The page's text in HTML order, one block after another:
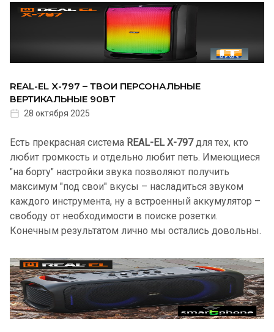
REAL-EL X-797 – ТВОИ ПЕРСОНАЛЬНЫЕ
ВЕРТИКАЛЬНЫЕ 90ВТ
28 октября 2025
Есть прекрасная система REAL-EL X-797для тех, кто
любит громкость и отдельно любит петь. Имеющиеся
"на борту" настройки звука позволяют получить
максимум "под свои" вкусы – насладиться звуком
каждого инструмента, ну а встроенный аккумулятор –
свободу от необходимости в поиске розетки.
Конечным результатом лично мы остались довольны.